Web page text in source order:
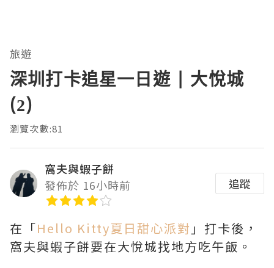
旅遊
深圳打卡追星一日遊 | 大悅城
(2)
瀏覽次數:81
窩夫與蝦子餅
發佈於 16小時前
追蹤
在「Hello Kitty夏日甜心派對 」打卡後，
窩夫與蝦子餅要在大悅城找地方吃午飯。